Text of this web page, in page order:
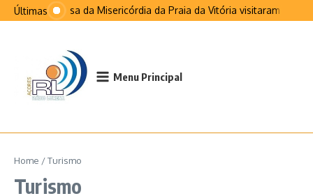
Ir para o conteúdo
Últimas
Santa Casa da Misericórdia da Praia da Vitória visitaram São
Menu Principal
Home /Turismo
Turismo